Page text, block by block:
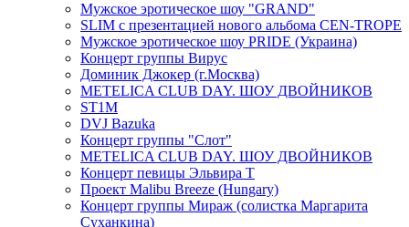
Мужское эротическое шоу "GRAND"
SLIM с презентацией нового альбома CEN-TROPE
Мужское эротическое шоу PRIDE (Украина)
Концерт группы Вирус
Доминик Джокер (г.Москва)
METELICA CLUB DAY. ШОУ ДВОЙНИКОВ
ST1M
DVJ Bazuka
Концерт группы "Слот"
METELICA CLUB DAY. ШОУ ДВОЙНИКОВ
Концерт певицы Эльвира Т
Проект Malibu Breeze (Hungary)
Концерт группы Мираж (солистка Маргарита
Суханкина)